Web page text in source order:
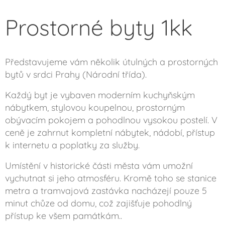
Prostorné byty 1kk
Představujeme vám několik útulných a prostorných
bytů v srdci Prahy (Národní třída).
Každý byt je vybaven moderním kuchyňským
nábytkem, stylovou koupelnou, prostorným
obývacím pokojem a pohodlnou vysokou postelí. V
ceně je zahrnut kompletní nábytek, nádobí, přístup
k internetu a poplatky za služby.
Umístění v historické části města vám umožní
vychutnat si jeho atmosféru. Kromě toho se stanice
metra a tramvajová zastávka nacházejí pouze 5
minut chůze od domu, což zajišťuje pohodlný
přístup ke všem památkám..